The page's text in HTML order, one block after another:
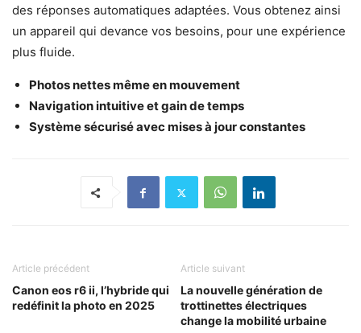
des réponses automatiques adaptées. Vous obtenez ainsi
un appareil qui devance vos besoins, pour une expérience
plus fluide.
Photos nettes même en mouvement
Navigation intuitive et gain de temps
Système sécurisé avec mises à jour constantes
Article précédent
Canon eos r6 ii, l’hybride qui
redéfinit la photo en 2025
Article suivant
La nouvelle génération de
trottinettes électriques
change la mobilité urbaine